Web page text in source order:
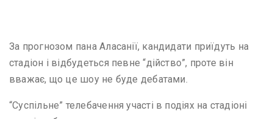
За прогнозом пана Аласанії, кандидати приїдуть на
стадіон і відбудеться певне “дійство”, проте він
вважає, що це шоу не буде дебатами.
“Суспільне” телебачення участі в подіях на стадіоні